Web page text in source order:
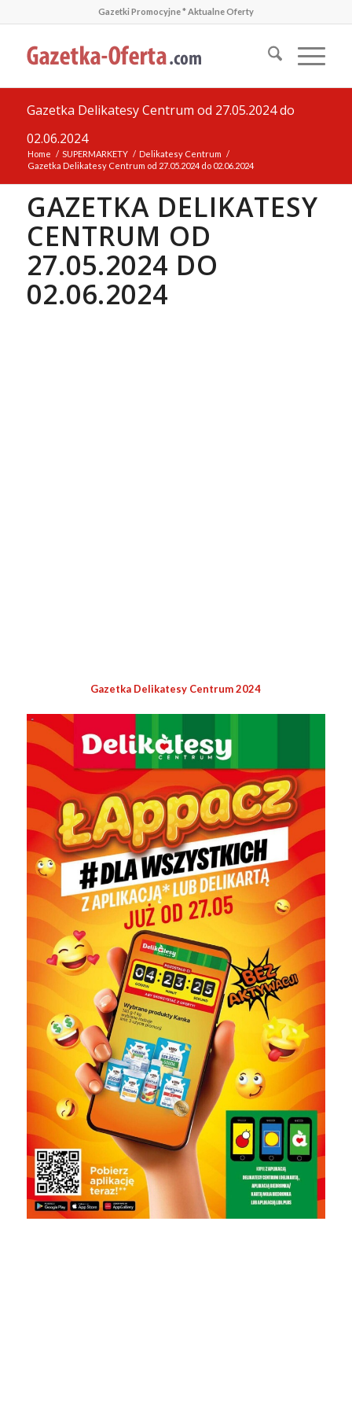
Gazetki Promocyjne * Aktualne Oferty
Gazetka Delikatesy Centrum od 27.05.2024 do
02.06.2024
Home / SUPERMARKETY / Delikatesy Centrum /
Gazetka Delikatesy Centrum od 27.05.2024 do 02.06.2024
GAZETKA DELIKATESY
CENTRUM OD
27.05.2024 DO
02.06.2024
Gazetka Delikatesy Centrum 2024